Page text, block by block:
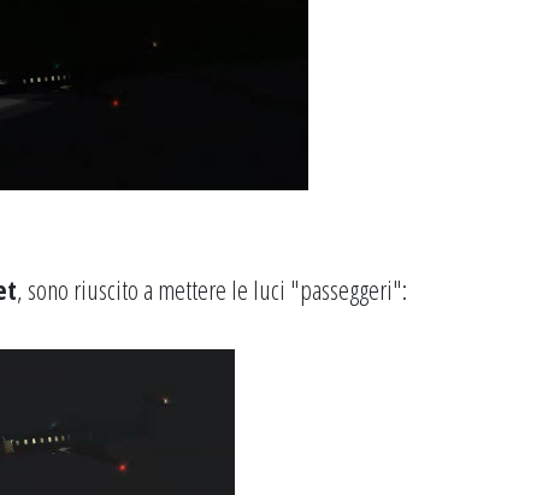
, sono riuscito a mettere le luci "passeggeri":